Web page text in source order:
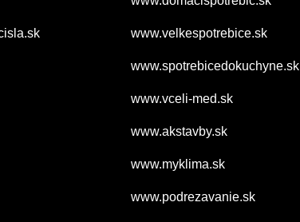
www.velkespotrebice.sk
www.spotrebicedokuchyne.sk
www.vceli-med.sk
www.akstavby.sk
www.myklima.sk
www.podrezavanie.sk